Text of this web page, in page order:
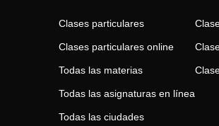
Clases particulares
Clases particulares online
Todas las materias
Todas las asignaturas en línea
Todas las ciudades